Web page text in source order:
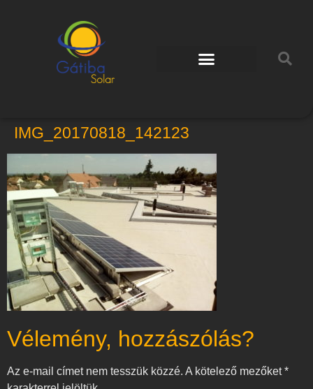
IMG_20170818_142123
Vélemény, hozzászólás?
Az e-mail címet nem tesszük közzé. A kötelező mezőket*